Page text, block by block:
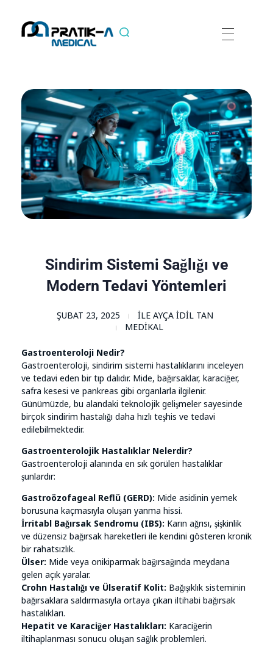
Sindirim Sistemi Sağlığı ve
Modern Tedavi Yöntemleri
ŞUBAT 23, 2025 ILE AYÇA İDIL TAN
MEDIKAL
Gastroenteroloji Nedir?
Gastroenteroloji, sindirim sistemi hastalıklarını inceleyen
ve tedavi eden bir tıp dalıdır. Mide, bağırsaklar, karaciğer,
safra kesesi ve pankreas gibi organlarla ilgilenir.
Günümüzde, bu alandaki teknolojik gelişmeler sayesinde
birçok sindirim hastalığı daha hızlı teşhis ve tedavi
edilebilmektedir.
Gastroenterolojik Hastalıklar Nelerdir?
Gastroenteroloji alanında en sık görülen hastalıklar
şunlardır:
Gastroözofageal Reflü (GERD): Mide asidinin yemek
borusuna kaçmasıyla oluşan yanma hissi.
İrritabl Bağırsak Sendromu (IBS): Karın ağrısı, şişkinlik
ve düzensiz bağırsak hareketleri ile kendini gösteren kronik
bir rahatsızlık.
Ülser: Mide veya onikiparmak bağırsağında meydana
gelen açık yaralar.
Crohn Hastalığı ve Ülseratif Kolit: Bağışıklık sisteminin
bağırsaklara saldırmasıyla ortaya çıkan iltihabi bağırsak
hastalıkları.
Hepatit ve Karaciğer Hastalıkları: Karaciğerin
iltihaplanması sonucu oluşan sağlık problemleri.